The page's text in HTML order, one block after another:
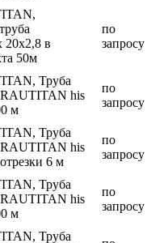
в
50м
по
запросу
Труба
RAUTITAN his
м
по
запросу
Труба
RAUTITAN his
6 м
по
запросу
Труба
RAUTITAN his
м
по
запросу
Труба